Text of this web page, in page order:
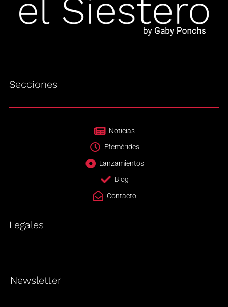
Secciones
Noticias
Efemérides
Lanzamientos
Blog
Contacto
Legales
Newsletter